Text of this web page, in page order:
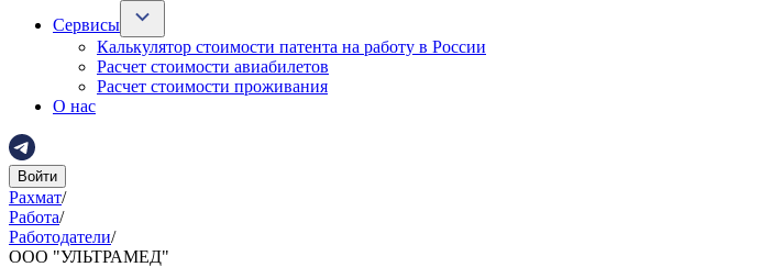
Сервисы
Калькулятор стоимости патента на работу в России
Расчет стоимости авиабилетов
Расчет стоимости проживания
О нас
Войти
Рахмат/
Работа/
Работодатели/
ООО "УЛЬТРАМЕД"